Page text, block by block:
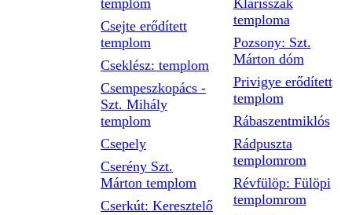
templom
Csejte erődített
templom
Cseklész: templom
Csempeszkopács -
Szt. Mihály
templom
Csepely
Cserény Szt.
Márton templom
Cserkút: Keresztelő
Klarisszák
temploma
Pozsony: Szt.
Márton dóm
Privigye erődített
templom
Rábaszentmiklós
Rádpuszta
templomrom
Révfülöp: Fülöpi
templomrom